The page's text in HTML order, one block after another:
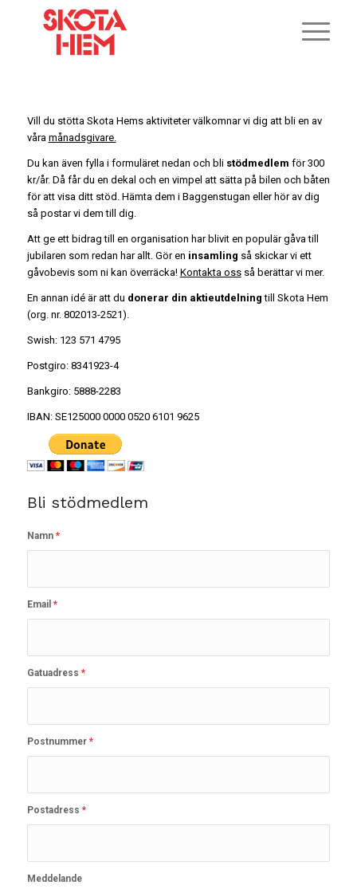
Vill du stötta Skota Hems aktiviteter välkomnar vi dig att bli en av
våra månadsgivare.
Du kan även fylla i formuläret nedan och bli stödmedlem för 300
kr/år. Då får du en dekal och en vimpel att sätta på bilen och båten
för att visa ditt stöd. Hämta dem i Baggenstugan eller hör av dig
så postar vi dem till dig.
Att ge ett bidrag till en organisation har blivit en populär gåva till
jubilaren som redan har allt. Gör en insamling så skickar vi ett
gåvobevis som ni kan överräcka! Kontakta ossså berättar vi mer.
En annan idé är att du donerar din aktieutdelning till Skota Hem
(org. nr. 802013-2521).
Swish: 123 571 4795
Postgiro: 8341923-4
Bankgiro: 5888-2283
IBAN: SE125000 0000 0520 6101 9625
Bli stödmedlem
Namn *
Email *
Gatuadress *
Postnummer *
Postadress *
Meddelande